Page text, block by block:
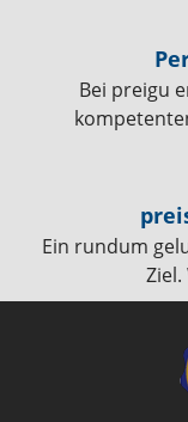
Bei preigu
Ein rundum